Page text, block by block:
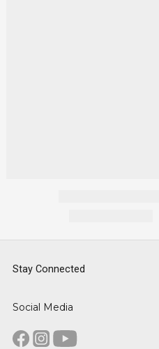
Stay Connected
Social Media